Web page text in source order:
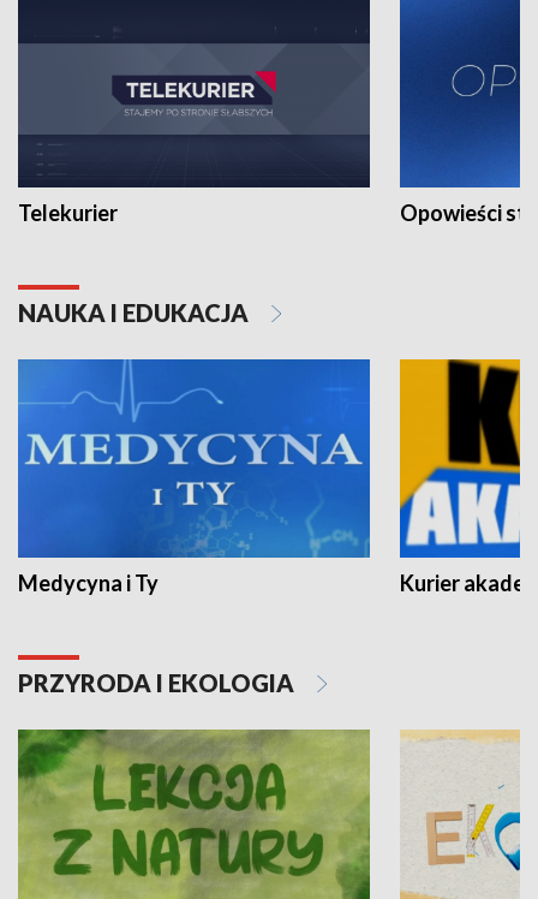
Telekurier Opowieści
NAUKA I EDUKACJA
Medycyna i Ty Kurier
PRZYRODA I EKOLOGIA